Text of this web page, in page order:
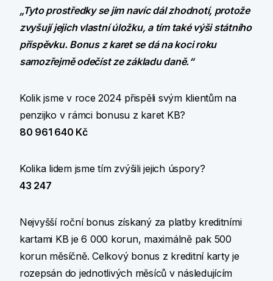
„Tyto prostředky se jim navíc dál zhodnotí, protože
zvyšují jejich vlastní úložku, a tím také výši státního
příspěvku. Bonus z karet se dá na koci roku
samozřejmě odečíst ze základu daně.“
Kolik jsme v roce 2024 přispěli svým klientům na
penzijko v rámci bonusu z karet KB?
80 961 640 Kč
Kolika lidem jsme tím zvýšili jejich úspory?
43 247
Nejvyšší roční bonus získaný za platby kreditními
kartami KB je 6 000 korun, maximálně pak 500
korun měsíčně. Celkový bonus z kreditní karty je
rozepsán do jednotlivých měsíců v následujícím